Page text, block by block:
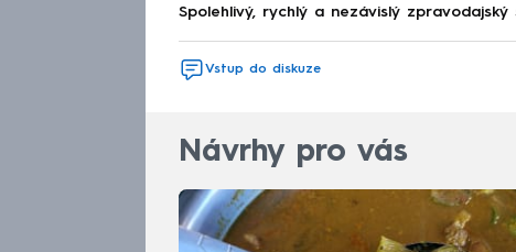
Spolehlivý, rychlý a nezávislý zpravodajský
Vstup do diskuze
Návrhy pro vás